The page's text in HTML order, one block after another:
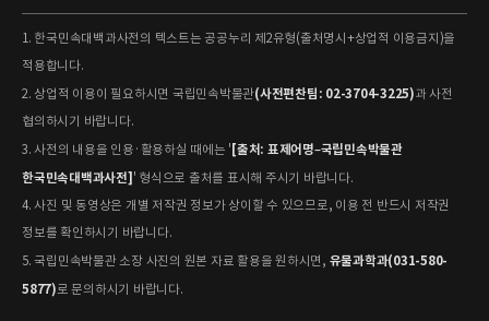
1. 한국민속대백과사전의 텍스트는 공공누리 제2유형(출처명시+상업적 이용금지)을
적용합니다.
2. 상업적 이용이 필요하시면 국립민속박물관(사전편찬팀: 02-3704-3225)과 사전
협의하시기 바랍니다.
3. 사전의 내용을 인용·활용하실 때에는 ' [출처: 표제어명–국립민속박물관
한국민속대백과사전] ' 형식으로 출처를 표시해 주시기 바랍니다.
4. 사진 및 동영상은 개별 저작권 정보가 상이할 수 있으므로, 이용 전 반드시 저작권
정보를 확인하시기 바랍니다.
5. 국립민속박물관 소장 사진의 원본 자료 활용을 원하시면, 유물과학과(031-580-
5877)로 문의하시기 바랍니다.